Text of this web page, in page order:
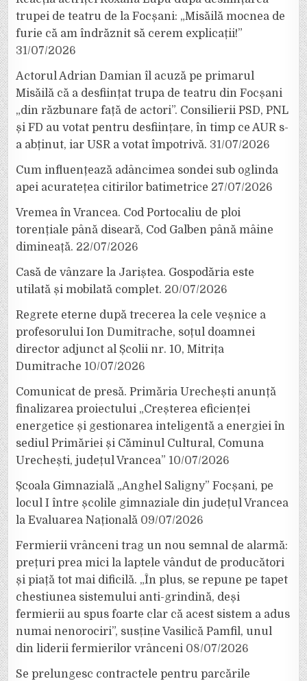
trupei de teatru de la Focșani: „Misăilă mocnea de
furie că am îndrăznit să cerem explicații!”
31/07/2026
Actorul Adrian Damian îl acuză pe primarul
Misăilă că a desființat trupa de teatru din Focșani
„din răzbunare față de actori”. Consilierii PSD, PNL
și FD au votat pentru desființare, în timp ce AUR s-
a abținut, iar USR a votat împotrivă. 31/07/2026
Cum influențează adâncimea sondei sub oglinda
apei acuratețea citirilor batimetrice 27/07/2026
Vremea în Vrancea. Cod Portocaliu de ploi
torențiale până diseară, Cod Galben până mâine
dimineață. 22/07/2026
Casă de vânzare la Jariștea. Gospodăria este
utilată și mobilată complet. 20/07/2026
Regrete eterne după trecerea la cele veșnice a
profesorului Ion Dumitrache, soțul doamnei
director adjunct al Școlii nr. 10, Mitrița
Dumitrache 10/07/2026
Comunicat de presă. Primăria Urechești anunță
finalizarea proiectului „Creșterea eficienței
energetice și gestionarea inteligentă a energiei în
sediul Primăriei și Căminul Cultural, Comuna
Urechești, județul Vrancea” 10/07/2026
Școala Gimnazială „Anghel Saligny” Focșani, pe
locul I între școlile gimnaziale din județul Vrancea
la Evaluarea Națională 09/07/2026
Fermierii vrânceni trag un nou semnal de alarmă:
prețuri prea mici la laptele vândut de producători
și piață tot mai dificilă. „În plus, se repune pe tapet
chestiunea sistemului anti-grindină, deși
fermierii au spus foarte clar că acest sistem a adus
numai nenorociri”, susține Vasilică Pamfil, unul
din liderii fermierilor vrânceni 08/07/2026
Se prelungesc contractele pentru parcările